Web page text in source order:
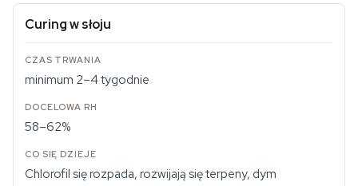
Curing w słoju
minimum 2–4 tygodnie
58–62%
Chlorofil się rozpada, rozwijają się terpeny, dym